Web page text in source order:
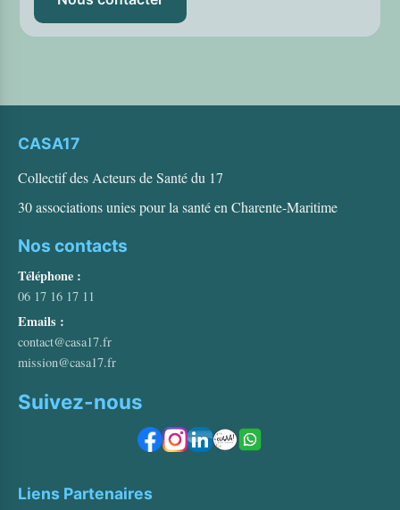
CASA17
Collectif des Acteurs de Santé du 17
30 associations unies pour la santé en Charente-Maritime
Nos contacts
Téléphone :
06 17 16 17 11
Emails :
contact@casa17.fr
mission@casa17.fr
Suivez-nous
Liens Partenaires